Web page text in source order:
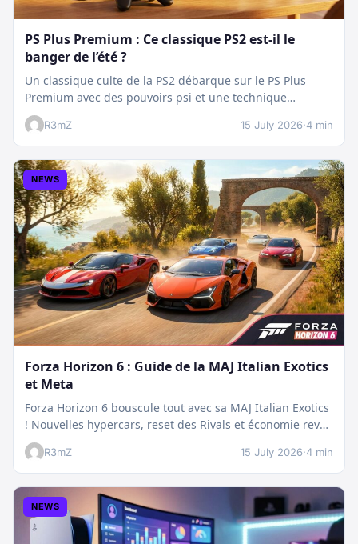
PS Plus Premium : Ce classique PS2 est-il le
banger de l’été ?
Un classique culte de la PS2 débarque sur le PS Plus
Premium avec des pouvoirs psi et une technique
boostée.…
R3mZ 15 July 2026·4 min
NEWS
Forza Horizon 6 : Guide de la MAJ Italian Exotics
et Meta
Forza Horizon 6 bouscule tout avec sa MAJ Italian Exotics
! Nouvelles hypercars, reset des Rivals et économie revue
:…
R3mZ 15 July 2026·4 min
NEWS